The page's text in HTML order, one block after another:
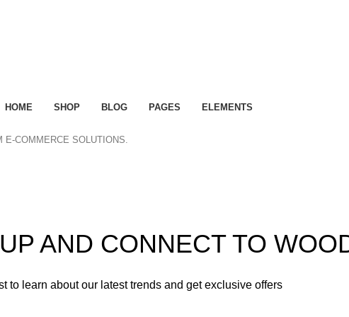
HOME SHOP BLOG PAGES ELEMENTS
E-COMMERCE SOLUTIONS.
AND CONNECT TO
to learn about our latest trends and get exclusive offers